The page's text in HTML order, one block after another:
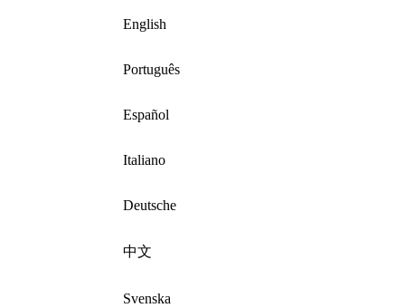
English
Português
Español
Italiano
Deutsche
中文
Svenska